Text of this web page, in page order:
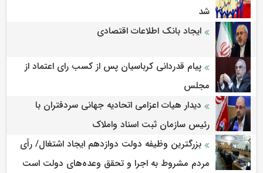
شد
ایجاد بانک اطلاعات اقتصادی
پیام قدردانی کرباسیان پس از کسب رای اعتماد از
مجلس
دیدار هیات اعزامی اتحادیه جهانی سردفتران با
رئیس سازمان ثبت اسناد واملاک
بزرگترین وظیفه دولت دوازدهم ایجاد اشتغال/ رأی
مردم مشروط به اجرا و تحقق وعده‌های دولت است